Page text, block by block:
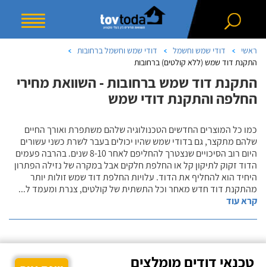
ראשי דודי שמש וחשמל
דודי שמש וחשמל ברחובות
התקנת דוד שמש (ללא קולטים) ברחובות
התקנת דוד שמש ברחובות - השוואת מחירי
החלפה והתקנת דודי שמש
כמו כל המוצרים החדשים הטכנולוגיה שלהם משתפרת ואורך החיים
שלהם מתקצר, גם בדודי שמש שהיו יכולים בעבר לשרת כשני עשורים
היום רוב הסיכויים שנצטרך להחליפם לאחר 8-10 שנים. בהרבה פעמים
הדוד זקוק לתיקון קל או החלפת חלקים אבל במקרה של נזילה הפתרון
היחיד הוא להחליף את הדוד. עלויות החלפת דוד שמש זולות יותר
מהתקנת דוד חדש מאחר וכל התשתית של קולטים, צנרת ומעמד ל...
קרא עוד
טכנאי דודים מומלצים